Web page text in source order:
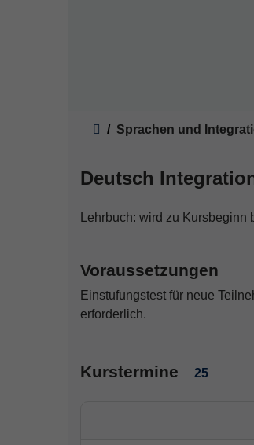
Sprachen und
Deutsch
Lehrbuch: wird zu Kursbeginn
Voraussetzungen
Einstufungstest für neue
erforderlich.
Kurstermine 25